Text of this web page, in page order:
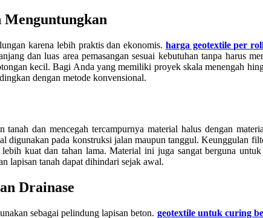
Menguntungkan
karena lebih praktis dan ekonomis. harga geotextile per
dan luas area pemasangan sesuai kebutuhan tanpa harus
kecil. Bagi Anda yang memiliki proyek skala menengah
dengan metode konvensional.
tanah dan mencegah tercampurnya material halus dengan
digunakan pada konstruksi jalan maupun tanggul. Keunggulan
kuat dan tahan lama. Material ini juga sangat berguna
lapisan tanah dapat dihindari sejak awal.
Drainase
sebagai pelindung lapisan beton. geotextile untuk curing